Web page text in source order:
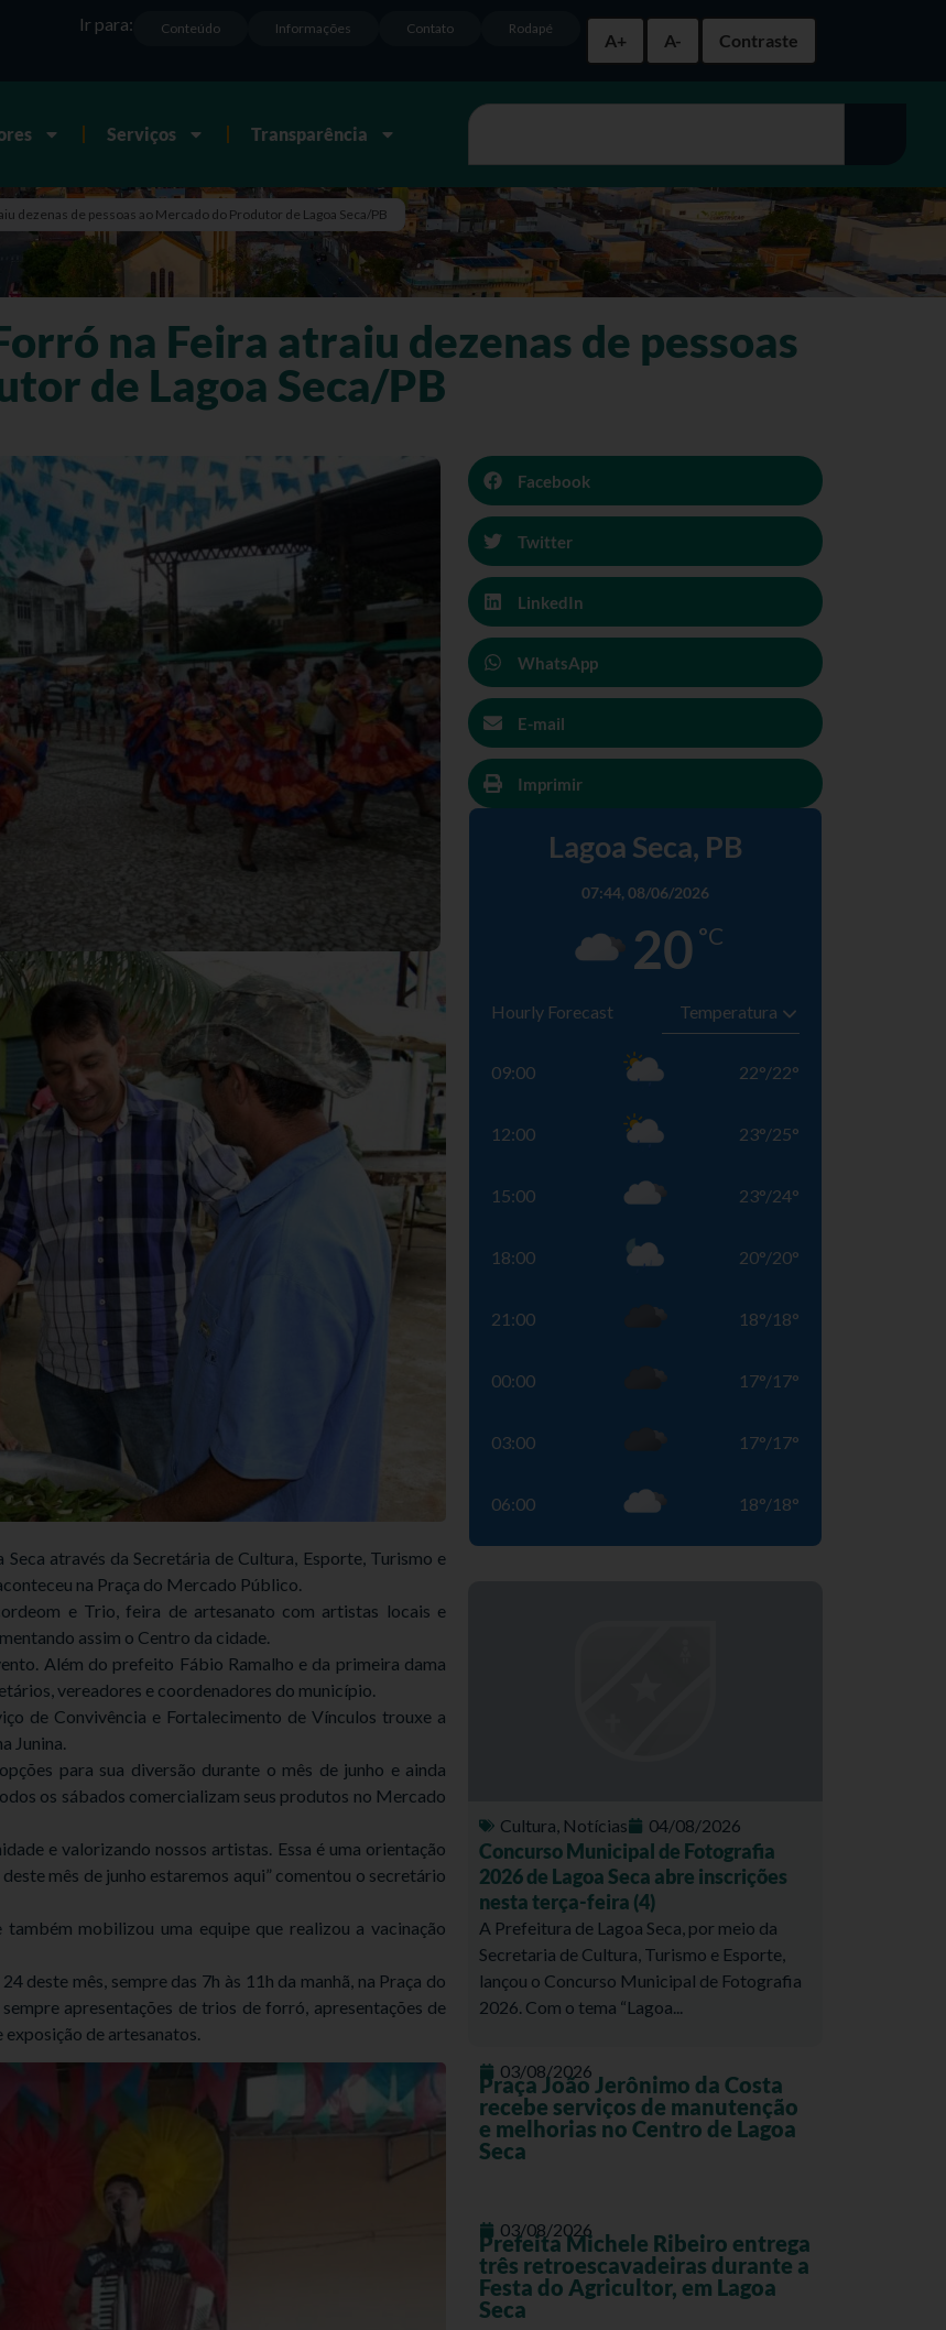
A+
A- Contraste
Rodapé
Contato
Informações
Conteúdo
Ir para:
Serviços Transparência
dezenas de pessoas ao Mercado do Produtor de Lagoa Seca/PB
na Feira atraiu dezenas de pessoas
de Lagoa Seca/PB
através da Secretária de Cultura, Esporte, Turismo e
na Praça do Mercado Público.
e Trio, feira de artesanato com artistas locais e
assim o Centro da cidade.
Além do prefeito Fábio Ramalho e da primeira dama
vereadores e coordenadores do município.
de Convivência e Fortalecimento de Vínculos trouxe a
Junina.
para sua diversão durante o mês de junho e ainda
os sábados comercializam seus produtos no Mercado
e valorizando nossos artistas. Essa é uma orientação
mês de junho estaremos aqui” comentou o secretário
mobilizou uma equipe que realizou a vacinação
deste mês, sempre das 7h às 11h da manhã, na Praça do
apresentações de trios de forró, apresentações de
de artesanatos.
Facebook
Twitter
LinkedIn
WhatsApp
E-mail
Imprimir
Lagoa Seca, PB
07:44, 08/06/2026
20 °C
Hourly Forecast
09:00 22°/22°
12:00 23°/25°
15:00 23°/24°
18:00 20°/20°
21:00 18°/18°
00:00 17°/17°
03:00 17°/17°
06:00 18°/18°
Cultura, Notícias 04/08/2026
Concurso Municipal de Fotografia
2026 de Lagoa Seca abre inscrições
nesta terça-feira (4)
A Prefeitura de Lagoa Seca, por meio da
Secretaria de Cultura, Turismo e Esporte,
lançou o Concurso Municipal de Fotografia
2026. Com o tema “Lagoa...
03/08/2026
Praça João Jerônimo da Costa
recebe serviços de manutenção
e melhorias no Centro de Lagoa
Seca
03/08/2026
Prefeita Michele Ribeiro entrega
três retroescavadeiras durante a
Festa do Agricultor, em Lagoa
Seca